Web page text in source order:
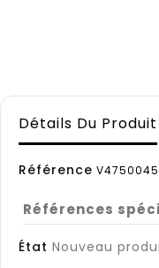
Détails Du Produit
Référence
Références
État Nouveau